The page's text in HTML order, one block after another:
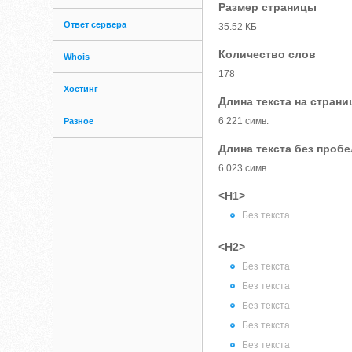
Ответ сервера
Whois
Хостинг
Разное
Размер страницы
35.52 КБ
Количество слов
178
Длина текста на
6 221 симв.
Длина текста без
6 023 симв.
<H1>
Без текста
<H2>
Без текста
Без текста
Без текста
Без текста
Без текста